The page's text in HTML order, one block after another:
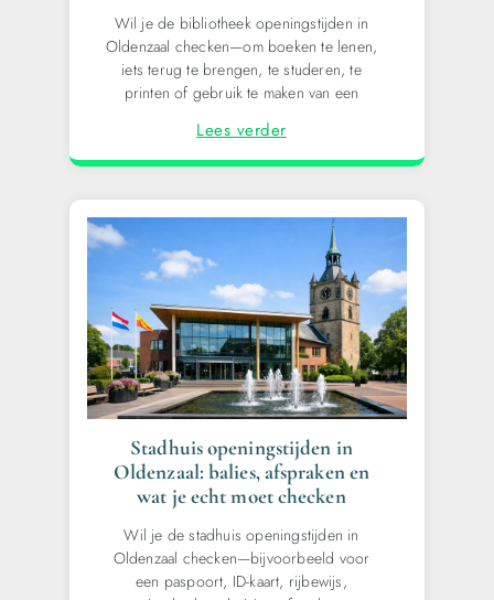
Wil je de bibliotheek openingstijden in
Oldenzaal checken—om boeken te lenen,
iets terug te brengen, te studeren, te
printen of gebruik te maken van een
Lees verder
Stadhuis openingstijden in
Oldenzaal: balies, afspraken en
wat je echt moet checken
Wil je de stadhuis openingstijden in
Oldenzaal checken—bijvoorbeeld voor
een paspoort, ID-kaart, rijbewijs,